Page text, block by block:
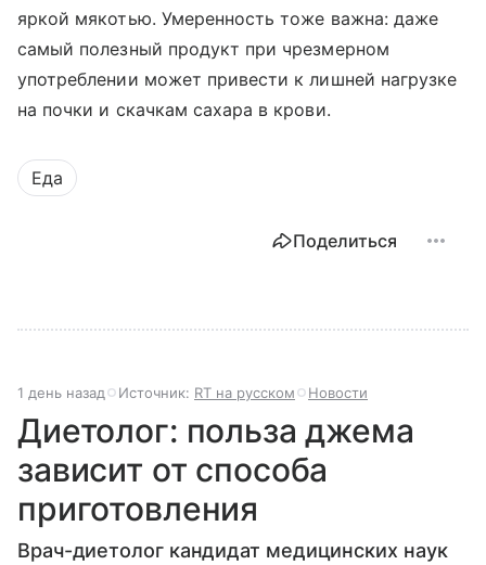
яркой мякотью. Умеренность тоже важна: даже
самый полезный продукт при чрезмерном
употреблении может привести к лишней нагрузке
на почки и скачкам сахара в крови.
Еда
Поделиться
1 день назад Источник: RT на русском Новости
Диетолог: польза джема
зависит от способа
приготовления
Врач-диетолог кандидат медицинских наук